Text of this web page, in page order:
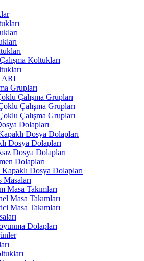
Koltukları
Grupları
Çalışma Grupları
Çalışma Grupları
Çalışma Grupları
Dolapları
Dosya Dolapları
Dosya Dolapları
Dosya Dolapları
Dolapları
Kapaklı Dosya Dolapları
Masa Takımları
Masa Takımları
Masa Takımları
Dolapları